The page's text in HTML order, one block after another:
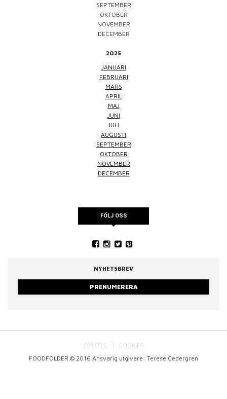
SEPTEMBER
OKTOBER
NOVEMBER
DECEMBER
2025
JANUARI
FEBRUARI
MARS
APRIL
MAJ
JUNI
JULI
AUGUSTI
SEPTEMBER
OKTOBER
NOVEMBER
DECEMBER
FÖLJ OSS
NYHETSBREV
PRENUMERERA
OM OSS
COOKIES
FOODFOLDER © 2016 Ansvarig utgivare: Terese Cedergren